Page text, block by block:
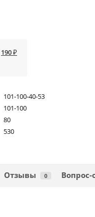
190 ₽
101-100-40-53
101-100
80
530
Отзывы 0 Вопрос-